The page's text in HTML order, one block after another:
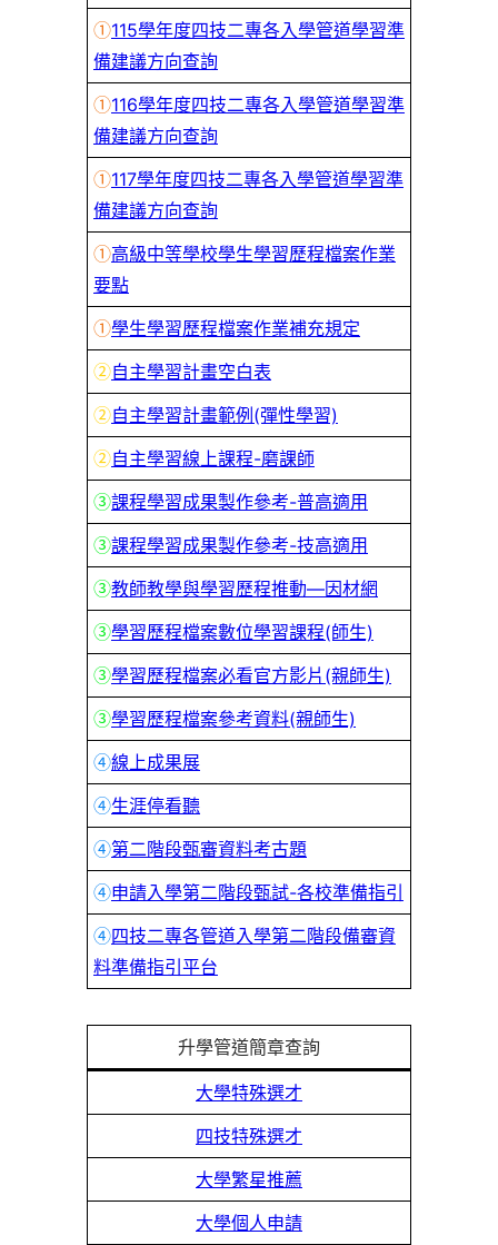
①115學年度四技二專各入學管道學習準
備建議方向查詢
①116學年度四技二專各入學管道學習準
備建議方向查詢
①117學年度四技二專各入學管道學習準
備建議方向查詢
①高級中等學校學生學習歷程檔案作業
要點
①學生學習歷程檔案作業補充規定
②自主學習計畫空白表
②自主學習計畫範例(彈性學習)
②自主學習線上課程-磨課師
③課程學習成果製作參考-普高適用
③課程學習成果製作參考-技高適用
③教師教學與學習歷程推動—因材網
③學習歷程檔案數位學習課程(師生)
③學習歷程檔案必看官方影片(親師生)
③學習歷程檔案參考資料(親師生)
④線上成果展
④生涯停看聽
④第二階段甄審資料考古題
④申請入學第二階段甄試-各校準備指引
④四技二專各管道入學第二階段備審資
料準備指引平台
升學管道簡章查詢
大學特殊選才
四技特殊選才
大學繁星推薦
大學個人申請